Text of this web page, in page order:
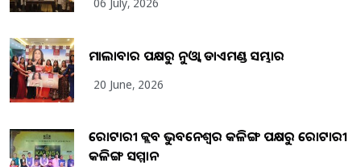
06 July, 2026
ମାଲାବାର ପକ୍ଷରୁ ନୁଓ୍ବା ଡାଏମଣ୍ଡ ସମ୍ଭାର
20 June, 2026
ରୋଟାରୀ କ୍ଲବ ଭୁବନେଶ୍ୱର କଳିଙ୍ଗ ପକ୍ଷରୁ ରୋଟାରୀ
କଳିଙ୍ଗ ସମ୍ମାନ